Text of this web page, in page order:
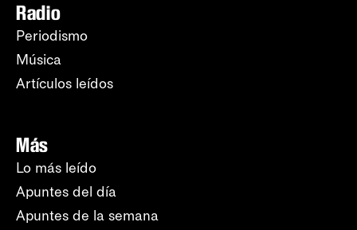
Radio
Periodismo
Música
Artículos leídos
Más
Lo más leído
Apuntes del día
Apuntes de la semana